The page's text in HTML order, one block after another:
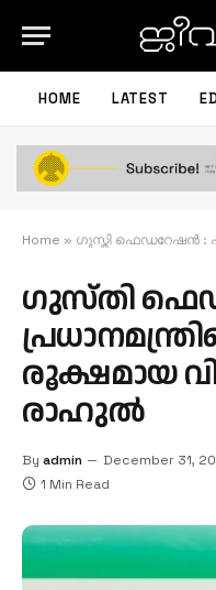
HOME LATEST
Home » ഗുസ്തി ഫെഡറേഷൻ :
ഗുസ്തി
രൂക്ഷമായ
രാഹുല്‍
By admin December 31,
1 Min Read